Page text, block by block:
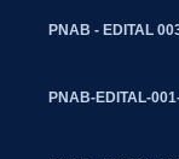
PNAB - EDITAL
PNAB-EDITAL-